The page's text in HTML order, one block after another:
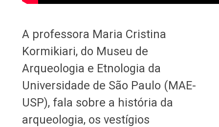
A professora Maria Cristina
Kormikiari, do Museu de
Arqueologia e Etnologia da
Universidade de São Paulo (MAE-
USP), fala sobre a história da
arqueologia, os vestígios